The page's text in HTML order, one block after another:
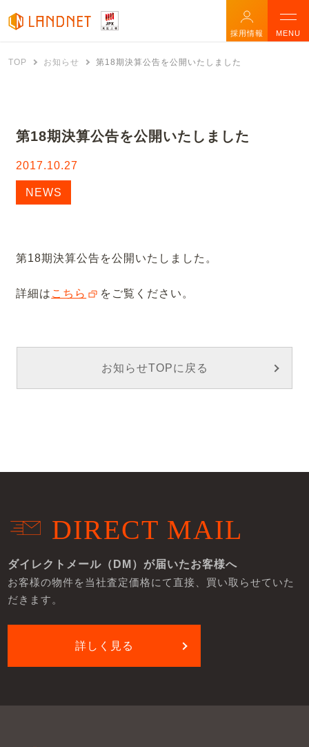
採用情報 MENU
TOP お知らせ 第18期決算公告を公開いたしました
第18期決算公告を公開いたしました
2017.10.27
NEWS
第18期決算公告を公開いたしました。
詳細は こちら をご覧ください。
お知らせTOPに戻る
DIRECT MAIL
ダイレクトメール（DM）が届いたお客様へ
お客様の物件を当社査定価格にて直接、買い取らせていた
だきます。
詳しく見る